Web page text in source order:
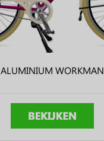
ALUMINIUM WORKMAN